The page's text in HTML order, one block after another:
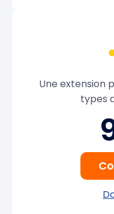
Une extension
types